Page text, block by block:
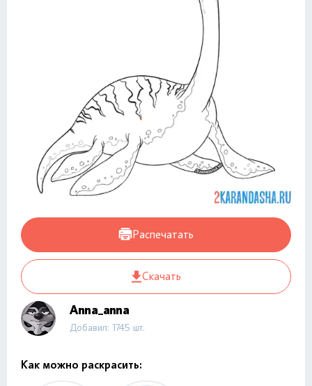
Распечатать
Скачать
Anna_anna
Добавил: 1745 шт.
Как можно раскрасить: